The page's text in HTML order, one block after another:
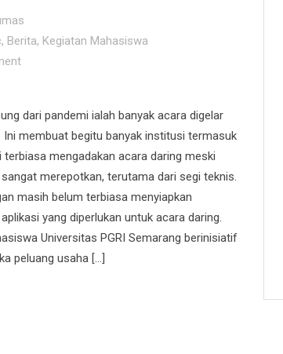
, Berita, Kegiatan Mahasiswa
dari pandemi ialah banyak acara digelar
Ini membuat begitu banyak institusi termasuk
mengadakan acara daring meski
merepotkan, terutama dari segi teknis.
masih belum terbiasa menyiapkan
yang diperlukan untuk acara daring.
Universitas PGRI Semarang berinisiatif
peluang usaha […]